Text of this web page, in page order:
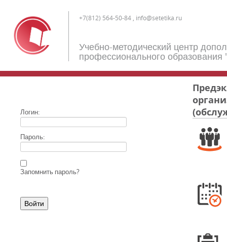
+7(812) 564-50-84 , info@setetika.ru
Учебно-методический центр
профессионального образования
Логин:
Пароль:
Запомнить пароль?